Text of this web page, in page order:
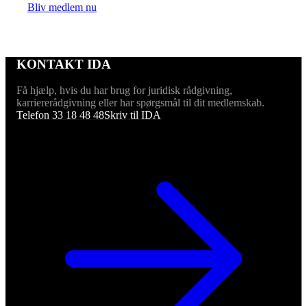
Bliv medlem nu
KONTAKT IDA
Få hjælp, hvis du har brug for juridisk rådgivning,
karriererådgivning eller har spørgsmål til dit medlemskab.
Telefon 33 18 48 48Skriv til IDA